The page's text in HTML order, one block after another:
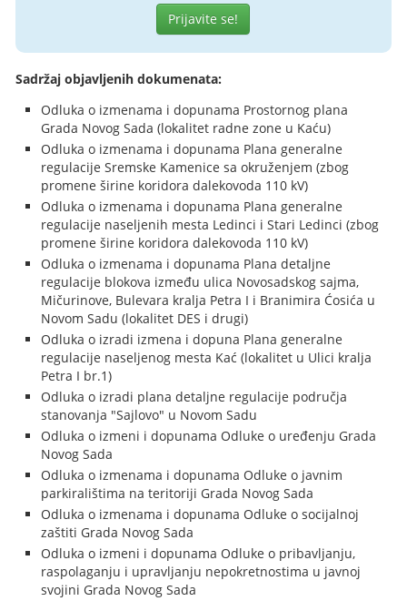
Prijavite se!
Sadržaj objavljenih dokumenata:
Odluka o izmenama i dopunama Prostornog plana
Grada Novog Sada (lokalitet radne zone u Kaću)
Odluka o izmenama i dopunama Plana generalne
regulacije Sremske Kamenice sa okruženjem (zbog
promene širine koridora dalekovoda 110 kV)
Odluka o izmenama i dopunama Plana generalne
regulacije naseljenih mesta Ledinci i Stari Ledinci (zbog
promene širine koridora dalekovoda 110 kV)
Odluka o izmenama i dopunama Plana detaljne
regulacije blokova između ulica Novosadskog sajma,
Mičurinove, Bulevara kralja Petra I i Branimira Ćosića u
Novom Sadu (lokalitet DES i drugi)
Odluka o izradi izmena i dopuna Plana generalne
regulacije naseljenog mesta Kać (lokalitet u Ulici kralja
Petra I br.1)
Odluka o izradi plana detaljne regulacije područja
stanovanja "Sajlovo" u Novom Sadu
Odluka o izmeni i dopunama Odluke o uređenju Grada
Novog Sada
Odluka o izmenama i dopunama Odluke o javnim
parkiralištima na teritoriji Grada Novog Sada
Odluka o izmenama i dopunama Odluke o socijalnoj
zaštiti Grada Novog Sada
Odluka o izmeni i dopunama Odluke o pribavljanju,
raspolaganju i upravljanju nepokretnostima u javnoj
svojini Grada Novog Sada